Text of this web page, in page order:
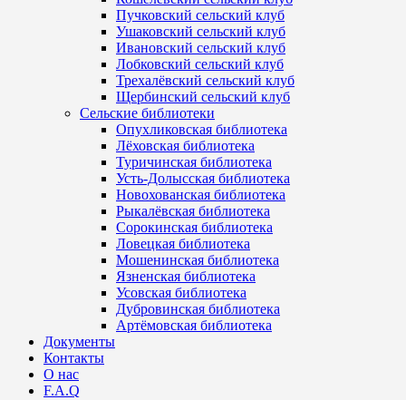
Пучковский сельский клуб
Ушаковский сельский клуб
Ивановский сельский клуб
Лобковский сельский клуб
Трехалёвский сельский клуб
Щербинский сельский клуб
Сельские библиотеки
Опухликовская библиотека
Лёховская библиотека
Туричинская библиотека
Усть-Долысская библиотека
Новохованская библиотека
Рыкалёвская библиотека
Сорокинская библиотека
Ловецкая библиотека
Мошенинская библиотека
Язненская библиотека
Усовская библиотека
Дубровинская библиотека
Артёмовская библиотека
Документы
Контакты
О нас
F.A.Q